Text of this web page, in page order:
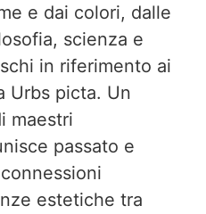
e dai colori, dalle
scienza e
in riferimento ai
Urbs picta. Un
maestri
passato e
estetiche tra